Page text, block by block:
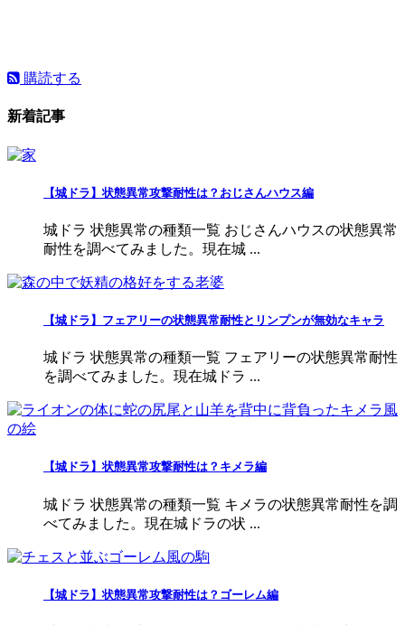
購読する
新着記事
【城ドラ】状態異常攻撃耐性は？おじさんハウス編
城ドラ 状態異常の種類一覧 おじさんハウスの状態異常
耐性を調べてみました。現在城 ...
【城ドラ】フェアリーの状態異常耐性とリンプンが無効なキャラ
城ドラ 状態異常の種類一覧 フェアリーの状態異常耐性
を調べてみました。現在城ドラ ...
【城ドラ】状態異常攻撃耐性は？キメラ編
城ドラ 状態異常の種類一覧 キメラの状態異常耐性を調
べてみました。現在城ドラの状 ...
【城ドラ】状態異常攻撃耐性は？ゴーレム編